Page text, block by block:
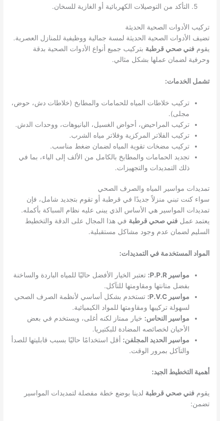
التأكد من التوصيلات الكهربائية أو الغازية للسخان.
تركيب الأدوات الصحية الحديثة
تضيف الأدوات الصحية الحديثة لمسة جمالية ووظيفية للمنازل العصرية.
يقومفني صحي قرطبة بتركيب جميع أنواع الأدوات الصحية بدقة
وحرفية لضمان عملها بشكل مثالي.
تشمل الخدمات:
تركيب خلاطات المياه للحمامات والمطابخ (خلاطات دش، حوض،
مجلى).
تركيب المراحيض، أحواض الغسيل، البانيوهات، ووحدات الدش.
تركيب الفلاتر المركزية وفلاتر مياه الشرب.
تركيب مضخات تقوية المياه لضمان ضغط مناسب.
تجديد الحمامات والمطابخ بالكامل من الألف إلى الياء، بما في
ذلك التمديدات والتجهيزات.
تمديدات مواسير المياه والصرف الصحي
سواء كنت تبني منزلاً جديدًا في قرطبة أو تقوم بتجديد شامل، فإن
تمديدات المواسير هي الأساس الذي يبنى عليه نظام السباكة بأكمله.
يعتمد عملفني صحي قرطبة في هذا المجال على الدقة والتخطيط
السليم لضمان عدم وجود مشاكل مستقبلية.
المواد المستخدمة في التمديدات:
مواسير P.P.R:
تعتبر الخيار الأفضل حاليًا للمياه الباردة والساخنة
بفضل متانتها ومقاومتها للتآكل.
مواسير P.V.C:
تستخدم بشكل أساسي لأنظمة الصرف الصحي
لسهولة تركيبها ومقاومتها للمواد الكيميائية.
مواسير النحاس: خيار ممتاز لكنه أغلى، ويستخدم في بعض
الأحيان لخصائصه المضادة للبكتيريا.
مواسير الحديد المجلفن: أقل استخدامًا حاليًا بسبب قابليتها للصدأ
والتآكل بمرور الوقت.
أهمية التخطيط الجيد:
يقومفني صحي قرطبة لدينا بوضع خطة مفصلة لتمديدات المواسير
تضمن: